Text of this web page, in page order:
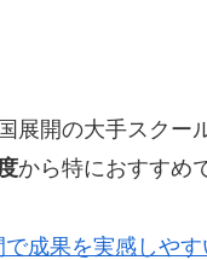
展開の大手スクー
から特におすすめ
成果を実感しやす